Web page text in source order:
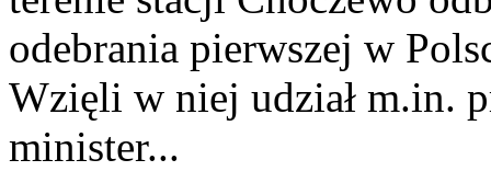
odebrania pierwszej w
Wzięli w niej udział m.in.
minister...